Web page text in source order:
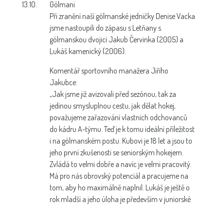
13.10.
Gólmani
Při zranění naší gólmanské jedničky Denise Vacka
jsme nastoupili do zápasu s Letňany s
gólmanskou dvojicí Jakub Červinka (2005) a
Lukáš kamenický (2006).
Komentář sportovního manažera Jiřího
Jakubce:
„Jak jsme již avizovali před sezónou, tak za
jedinou smysluplnou cestu, jak dělat hokej,
považujeme zařazování vlastních odchovanců
do kádru A-týmu. Teď je k tomu ideální příležitost
i na gólmanském postu. Kubovi je 18 let a jsou to
jeho první zkušenosti se seniorským hokejem.
Zvládá to velmi dobře a navíc je velmi pracovitý.
Má pro nás obrovský potenciál a pracujeme na
tom, aby ho maximálně naplnil. Lukáš je ještě o
rok mladší a jeho úloha je především v juniorské